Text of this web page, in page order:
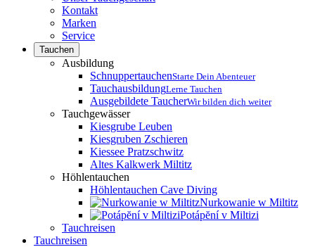
Kontakt
Marken
Service
Tauchen
Ausbildung
SchnuppertauchenStarte Dein Abenteuer
TauchausbildungLerne Tauchen
Ausgebildete TaucherWir bilden dich weiter
Tauchgewässer
Kiesgrube Leuben
Kiesgruben Zschieren
Kiessee Pratzschwitz
Altes Kalkwerk Miltitz
Höhlentauchen
Höhlentauchen Cave Diving
Nurkowanie w Miltitz
Potápĕní v Miltizi
Tauchreisen
Tauchreisen